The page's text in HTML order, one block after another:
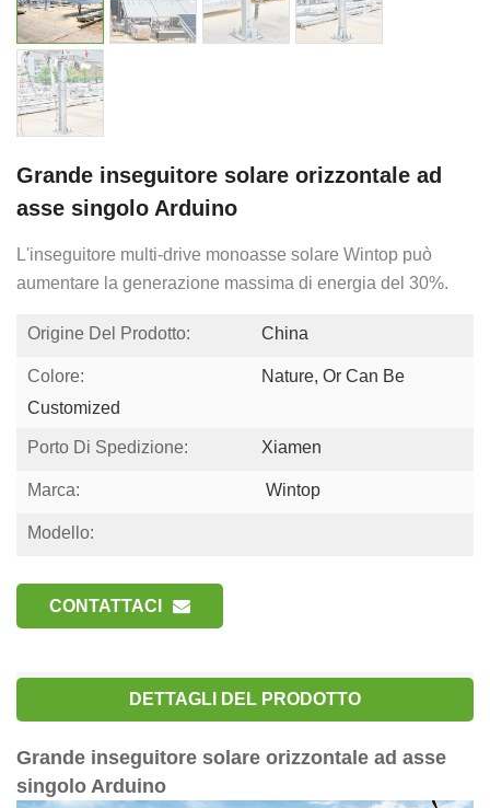
Grande inseguitore solare orizzontale ad
asse singolo Arduino
L'inseguitore multi-drive monoasse solare Wintop può
aumentare la generazione massima di energia del 30%.
Origine Del Prodotto: China
Colore:
Nature, Or Can Be
Customized
Porto Di Spedizione: Xiamen
Marca: Wintop
Modello:
CONTATTACI
DETTAGLI DEL PRODOTTO
Grande inseguitore solare orizzontale ad asse
singolo Arduino